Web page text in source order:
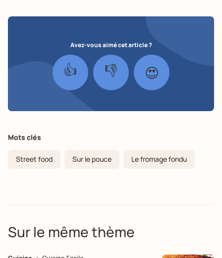
Avez-vous aimé cet article ?
👍 👎 😍
Mots clés
Street food Sur le pouce Le fromage fondu
Sur le même thème